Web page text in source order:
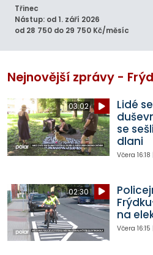
Třinec
Nástup: od 1. září 2026
od 28 750 do 29 750 Kč/měsíc
Nejnovější zprávy -
03:02
Lidé
se
dlani
Včera 16:18
02:30
na
Včera 16:15